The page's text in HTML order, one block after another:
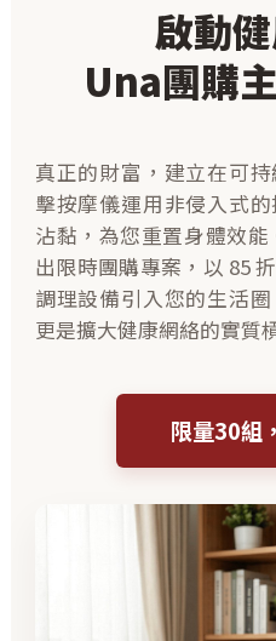
啟動
Una團購
真正的財富，建立在可
擊按摩儀運用非侵入式
沾黏，為您重置身體效
出限時團購專案，以 85
調理設備引入您的生活
更是擴大健康網絡的實質
限量30組